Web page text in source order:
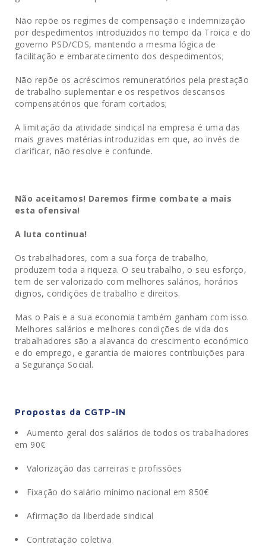
Não repõe os regimes de compensação e indemnização
por despedimentos introduzidos no tempo da Troica e do
governo PSD/CDS, mantendo a mesma lógica de
facilitação e embaratecimento dos despedimentos;
Não repõe os acréscimos remuneratórios pela prestação
de trabalho suplementar e os respetivos descansos
compensatórios que foram cortados;
A limitação da atividade sindical na empresa é uma das
mais graves matérias introduzidas em que, ao invés de
clarificar, não resolve e confunde.
Não aceitamos! Daremos firme combate a mais
esta ofensiva!
A luta continua!
Os trabalhadores, com a sua força de trabalho,
produzem toda a riqueza. O seu trabalho, o seu esforço,
tem de ser valorizado com melhores salários, horários
dignos, condições de trabalho e direitos.
Mas o País e a sua economia também ganham com isso.
Melhores salários e melhores condições de vida dos
trabalhadores são a alavanca do crescimento económico
e do emprego, e garantia de maiores contribuições para
a Segurança Social.
Propostas da CGTP-IN
Aumento geral dos salários de todos os trabalhadores
em 90€
Valorização das carreiras e profissões
Fixação do salário mínimo nacional em 850€
Afirmação da liberdade sindical
Contratação coletiva